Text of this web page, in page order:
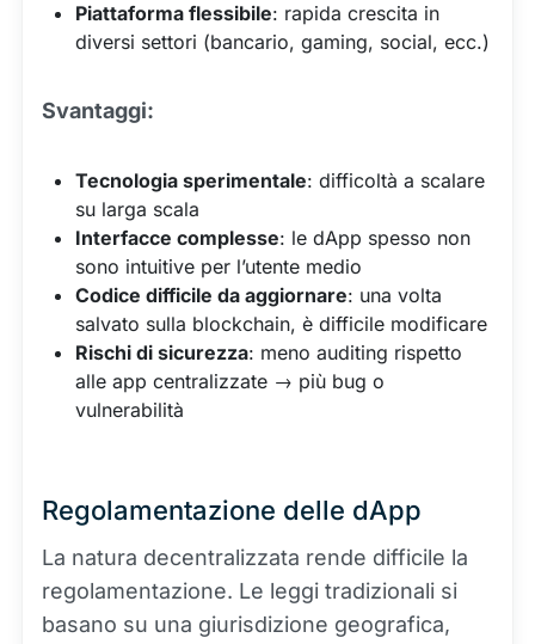
Piattaforma flessibile: rapida crescita in
diversi settori (bancario, gaming, social, ecc.)
Svantaggi:
Tecnologia sperimentale: difficoltà a scalare
su larga scala
Interfacce complesse: le dApp spesso non
sono intuitive per l’utente medio
Codice difficile da aggiornare: una volta
salvato sulla blockchain, è difficile modificare
Rischi di sicurezza: meno auditing rispetto
alle app centralizzate → più bug o
vulnerabilità
Regolamentazione delle dApp
La natura decentralizzata rende difficile la
regolamentazione. Le leggi tradizionali si
basano su una giurisdizione geografica,